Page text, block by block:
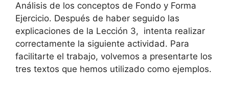
Análisis de los conceptos de Fondo y Forma
Ejercicio. Después de haber seguido las
explicaciones de la Lección 3, intenta realizar
correctamente la siguiente actividad. Para
facilitarte el trabajo, volvemos a presentarte los
tres textos que hemos utilizado como ejemplos.